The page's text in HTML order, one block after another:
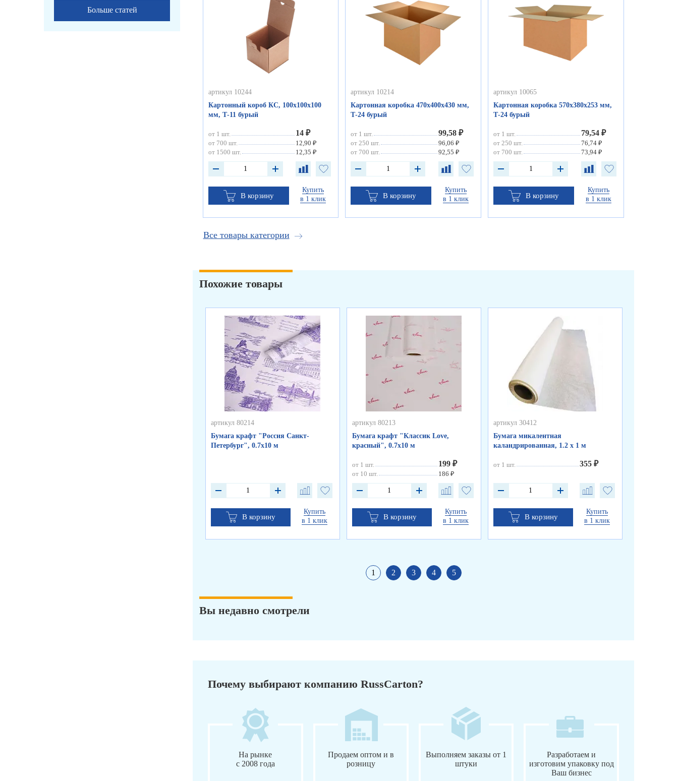
Больше статей
артикул 10244
Картонный короб КС, 100х100х100
мм, Т-11 бурый
от 1 шт. 14 ₽
от 700 шт.
12,90 ₽
от 1500 шт.
12,35 ₽
В корзину
Купить
в 1 клик
артикул 10214
Картонная коробка 470х400х430 мм,
Т-24 бурый
от 1 шт. 99,58 ₽
от 250 шт.
96,06 ₽
от 700 шт.
92,55 ₽
В корзину
Купить
в 1 клик
артикул 10065
Картонная коробка 570х380х253 мм,
Т-24 бурый
от 1 шт. 79,54 ₽
от 250 шт.
76,74 ₽
от 700 шт.
73,94 ₽
В корзину
Купить
в 1 клик
Все товары категории
Похожие товары
артикул 80214
Бумага крафт "Россия Санкт-
Петербург", 0.7х10 м
В корзину
Купить
в 1 клик
артикул 80213
Бумага крафт "Классик Love,
красный", 0.7х10 м
от 1 шт. 199 ₽
от 10 шт. 186 ₽
В корзину
Купить
в 1 клик
артикул 30412
Бумага микалентная
каландрированная, 1.2 х 1 м
от 1 шт. 355 ₽
В корзину
Купить
в 1 клик
1 2 3 4 5
Вы недавно смотрели
Почему выбирают компанию RussCarton?
На рынке
с 2008 года
Продаем оптом и в
розницу
Выполняем заказы от 1
штуки
Разработаем и
изготовим упаковку под
Ваш бизнес